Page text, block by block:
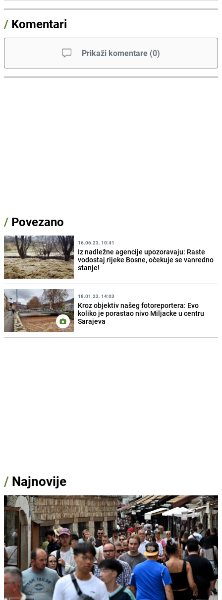
/ Komentari
Prikaži komentare (0)
/ Povezano
16.06.23. 10:41
Iz nadležne agencije upozoravaju: Raste
vodostaj rijeke Bosne, očekuje se vanredno
stanje!
18.01.23. 14:03
Kroz objektiv našeg fotoreportera: Evo
koliko je porastao nivo Miljacke u centru
Sarajeva
/ Najnovije